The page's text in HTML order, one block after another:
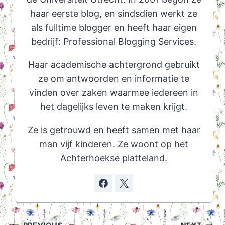
haar eerste blog, en sindsdien werkt ze
als fulltime blogger en heeft haar eigen
bedrijf: Professional Blogging Services.
Haar academische achtergrond gebruikt
ze om antwoorden en informatie te
vinden over zaken waarmee iedereen in
het dagelijks leven te maken krijgt.
Ze is getrouwd en heeft samen met haar
man vijf kinderen. Ze woont op het
Achterhoekse platteland.